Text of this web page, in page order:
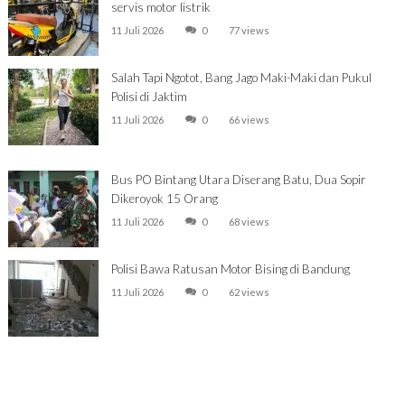
servis motor listrik
11 Juli 2026 0 77 views
Salah Tapi Ngotot, Bang Jago Maki-Maki dan Pukul
Polisi di Jaktim
11 Juli 2026 0 66 views
Bus PO Bintang Utara Diserang Batu, Dua Sopir
Dikeroyok 15 Orang
11 Juli 2026 0 68 views
Polisi Bawa Ratusan Motor Bising di Bandung
11 Juli 2026 0 62 views